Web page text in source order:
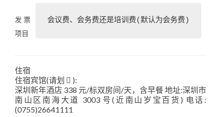
发票
项目
住宿
住宿宾馆(请划  ):
深圳新年酒店 338 元/标双房间/天，含早餐 地址:深圳市
南山区南海大道 3003 号(近南山岁宝百货) 电话:
(0755)26641111